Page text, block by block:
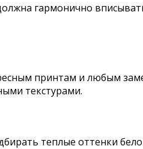
гармонично
принтам и любым
текстурами.
теплые оттенки